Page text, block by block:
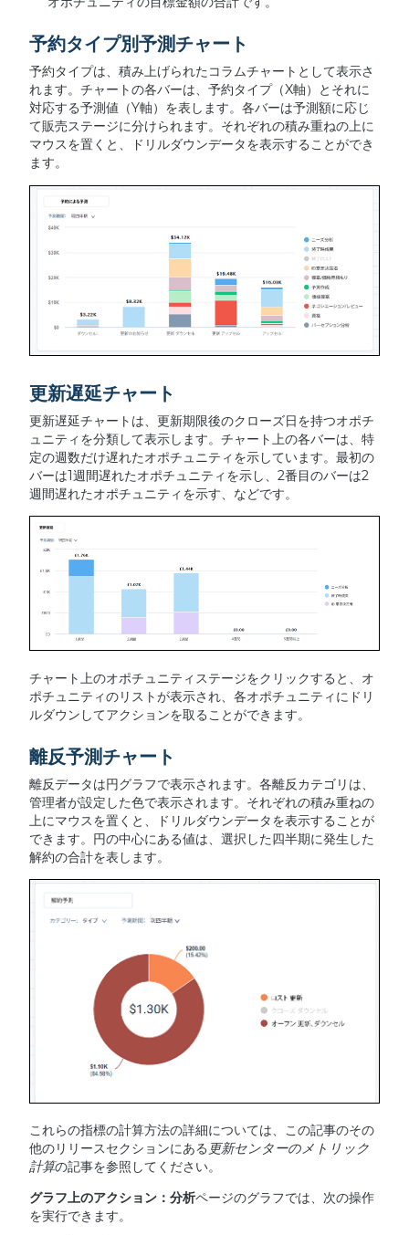
予約タイプ別予測チャート
予約タイプは、積み上げられたコラムチャートとして表示さ
れます。チャートの各バーは、予約タイプ（X軸）とそれに
対応する予測値（Y軸）を表します。各バーは予測額に応じ
て販売ステージに分けられます。それぞれの積み重ねの上に
マウスを置くと、ドリルダウンデータを表示することができ
ます。
更新遅延チャート
更新遅延チャートは、更新期限後のクローズ日を持つオポチ
ュニティを分類して表示します。チャート上の各バーは、特
定の週数だけ遅れたオポチュニティを示しています。最初の
バーは1週間遅れたオポチュニティを示し、2番目のバーは2
週間遅れたオポチュニティを示す、などです。
チャート上のオポチュニティステージをクリックすると、オ
ポチュニティのリストが表示され、各オポチュニティにドリ
ルダウンしてアクションを取ることができます。
離反予測チャート
離反データは円グラフで表示されます。各離反カテゴリは、
管理者が設定した色で表示されます。それぞれの積み重ねの
上にマウスを置くと、ドリルダウンデータを表示することが
できます。円の中心にある値は、選択した四半期に発生した
解約の合計を表します。
これらの指標の計算方法の詳細については、この記事のその
他のリリースセクションにある 更新センターのメトリック
計算の記事を参照してください。
グラフ上のアクション：分析ページのグラフでは、次の操作
を実行できます。